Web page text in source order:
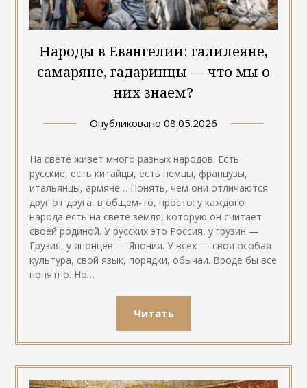
Народы в Евангелии: галилеяне,
самаряне, гадаринцы — что мы о
них знаем?
Опубликовано 08.05.2026
На свете живет много разных народов. Есть
русские, есть китайцы, есть немцы, французы,
итальянцы, армяне… Понять, чем они отличаются
друг от друга, в общем-то, просто: у каждого
народа есть на свете земля, которую он считает
своей родиной. У русских это Россия, у грузин —
Грузия, у японцев — Япония. У всех — своя особая
культура, свой язык, порядки, обычаи. Вроде бы все
понятно. Но…
Читать